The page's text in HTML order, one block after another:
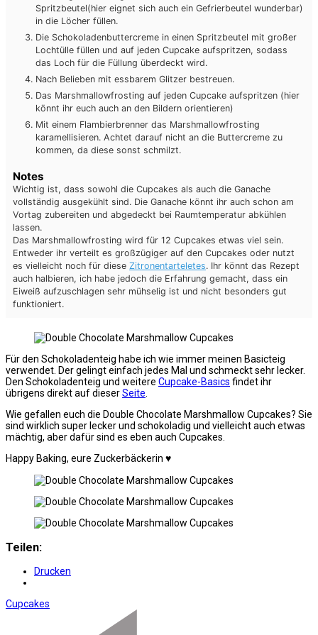
Spritzbeutel(hier eignet sich auch ein Gefrierbeutel wunderbar)
in die Löcher füllen.
Die Schokoladenbuttercreme in einen Spritzbeutel mit großer
Lochtülle füllen und auf jeden Cupcake aufspritzen, sodass
das Loch für die Füllung überdeckt wird.
Nach Belieben mit essbarem Glitzer bestreuen.
Das Marshmallowfrosting auf jeden Cupcake aufspritzen (hier
könnt ihr euch auch an den Bildern orientieren)
Mit einem Flambierbrenner das Marshmallowfrosting
karamellisieren. Achtet darauf nicht an die Buttercreme zu
kommen, da diese sonst schmilzt.
Notes
Wichtig ist, dass sowohl die Cupcakes als auch die Ganache
vollständig ausgekühlt sind. Die Ganache könnt ihr auch schon am
Vortag zubereiten und abgedeckt bei Raumtemperatur abkühlen
lassen.
Das Marshmallowfrosting wird für 12 Cupcakes etwas viel sein.
Entweder ihr verteilt es großzügiger auf den Cupcakes oder nutzt
es vielleicht noch für diese Zitronentarteletes. Ihr könnt das Rezept
auch halbieren, ich habe jedoch die Erfahrung gemacht, dass ein
Eiweiß aufzuschlagen sehr mühselig ist und nicht besonders gut
funktioniert.
Für den Schokoladenteig habe ich wie immer meinen Basicteig
verwendet. Der gelingt einfach jedes Mal und schmeckt sehr lecker.
Den Schokoladenteig und weitere Cupcake-Basics findet ihr
übrigens direkt auf dieserSeite.
Wie gefallen euch die Double Chocolate Marshmallow Cupcakes? Sie
sind wirklich super lecker und schokoladig und vielleicht auch etwas
mächtig, aber dafür sind es eben auch Cupcakes.
Happy Baking, eure Zuckerbäckerin ♥
Teilen:
Drucken
Cupcakes